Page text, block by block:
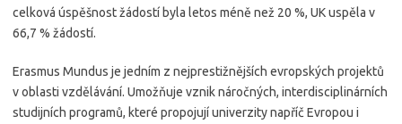
celková úspěšnost žádostí byla letos méně než 20 %, UK uspěla v
66,7 % žádostí.
Erasmus Mundus je jedním z nejprestižnějších evropských projektů
v oblasti vzdělávání. Umožňuje vznik náročných, interdisciplinárních
studijních programů, které propojují univerzity napříč Evropou i